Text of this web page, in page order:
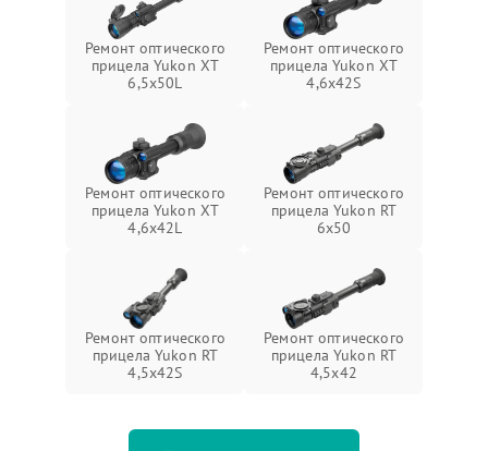
Ремонт оптического
прицела Yukon XT
6,5x50L
Ремонт оптического
прицела Yukon XT
4,6x42S
Ремонт оптического
прицела Yukon XT
4,6x42L
Ремонт оптического
прицела Yukon RT
6x50
Ремонт оптического
прицела Yukon RT
4,5х42S
Ремонт оптического
прицела Yukon RT
4,5х42